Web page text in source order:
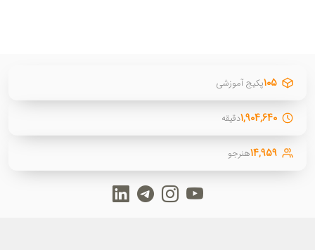
۱۰۵پکیج آموزشی
۱,۹۰۴,۶۴۰دقیقه
۱۴,۹۵۹هنرجو